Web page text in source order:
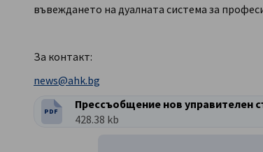
въвеждането на дуалната система за
За контакт:
news@ahk.bg
ТИП ФАЙЛ:
PDF
Прессъобщение нов управителен
Размер на файла:
428.38 kb